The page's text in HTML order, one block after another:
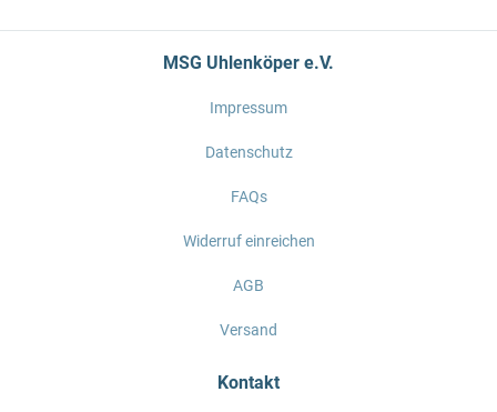
MSG Uhlenköper e.V.
Impressum
Datenschutz
FAQs
Widerruf einreichen
AGB
Versand
Kontakt